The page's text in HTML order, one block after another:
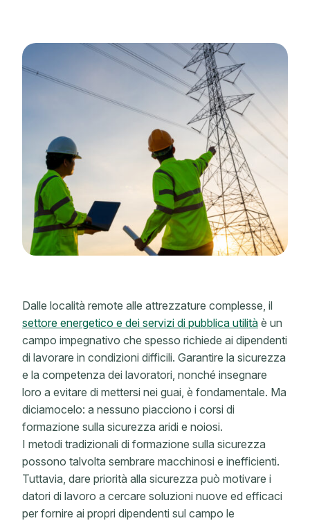
Dalle località remote alle attrezzature complesse, il
settore energetico e dei servizi di pubblica utilità è un
campo impegnativo che spesso richiede ai dipendenti
di lavorare in condizioni difficili. Garantire la sicurezza
e la competenza dei lavoratori, nonché insegnare
loro a evitare di mettersi nei guai, è fondamentale. Ma
diciamocelo: a nessuno piacciono i corsi di
formazione sulla sicurezza aridi e noiosi.
I metodi tradizionali di formazione sulla sicurezza
possono talvolta sembrare macchinosi e inefficienti.
Tuttavia, dare priorità alla sicurezza può motivare i
datori di lavoro a cercare soluzioni nuove ed efficaci
per fornire ai propri dipendenti sul campo le